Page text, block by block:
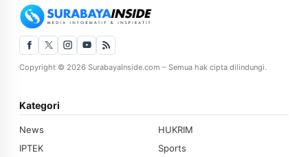
Copyright © 2026 SurabayaInside.com – Semua hak cipta dilindungi.
Kategori
News
HUKRIM
IPTEK
Sports